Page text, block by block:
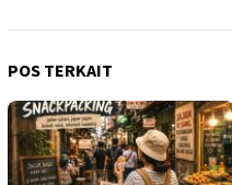
POS TERKAIT